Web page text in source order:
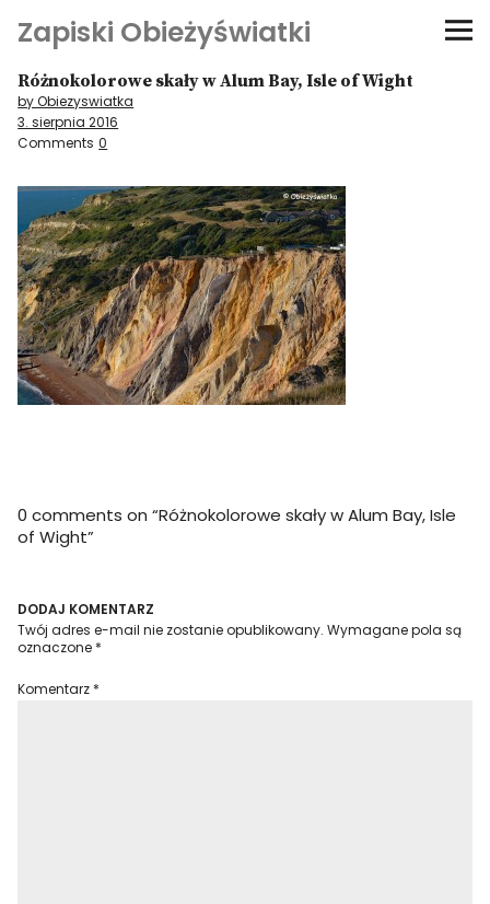
Zapiski Obieżyświatki
Podróże
Kultura i sztuka
Kątem oka
O-fiszki
Niezwyczajne ściany
Dom na kółkach
Różnokolorowe skały w Alum Bay, Isle of Wight
by Obiezyswiatka
3. sierpnia 2016
Comments 0
0 comments on “Różnokolorowe skały w Alum Bay, Isle
of Wight”
DODAJ KOMENTARZ
Twój adres e-mail nie zostanie opublikowany. Wymagane pola są
oznaczone *
Komentarz *